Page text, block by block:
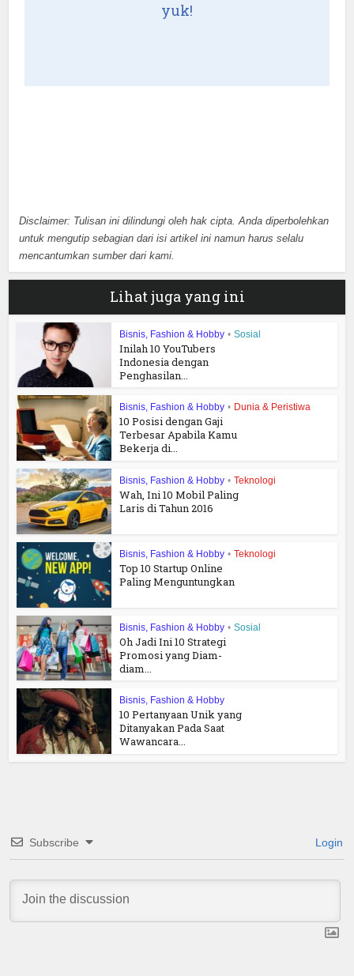
yuk!
Disclaimer: Tulisan ini dilindungi oleh hak cipta. Anda diperbolehkan
untuk mengutip sebagian dari isi artikel ini namun harus selalu
mencantumkan sumber dari kami.
Lihat juga yang ini
Bisnis, Fashion & Hobby • Sosial
Inilah 10 YouTubers
Indonesia dengan
Penghasilan...
Bisnis, Fashion & Hobby • Dunia & Peristiwa
10 Posisi dengan Gaji
Terbesar Apabila Kamu
Bekerja di...
Bisnis, Fashion & Hobby • Teknologi
Wah, Ini 10 Mobil Paling
Laris di Tahun 2016
Bisnis, Fashion & Hobby • Teknologi
Top 10 Startup Online
Paling Menguntungkan
Bisnis, Fashion & Hobby • Sosial
Oh Jadi Ini 10 Strategi
Promosi yang Diam-
diam...
Bisnis, Fashion & Hobby
10 Pertanyaan Unik yang
Ditanyakan Pada Saat
Wawancara...
Subscribe Login